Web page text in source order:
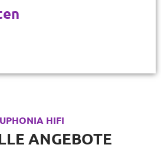
HIFI
ANGEBOTE